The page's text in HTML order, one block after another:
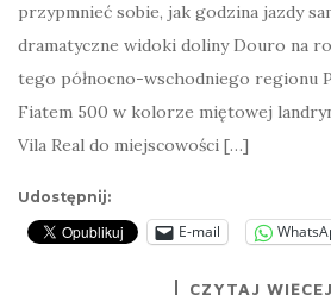
przypmnieć sobie, jak godzina jazdy
dramatyczne widoki doliny Douro na
tego północno-wschodniego regionu
Fiatem 500 w kolorze miętowej
Vila Real do miejscowości […]
Udostępnij:
E-mail
CZYTAJ WIĘCEJ